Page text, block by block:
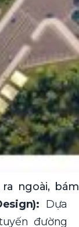
ngoài,
Dựa
đường